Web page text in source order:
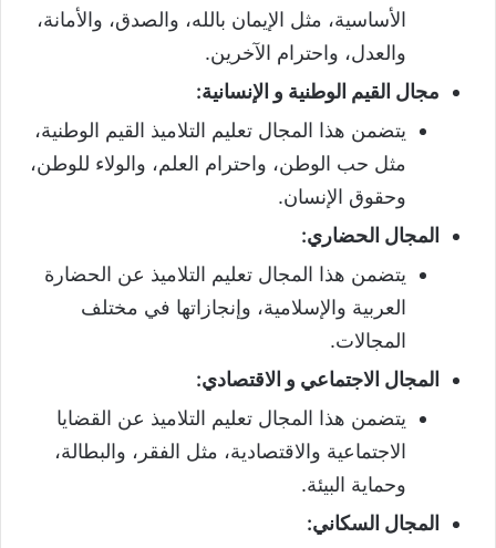
الأساسية، مثل الإيمان بالله، والصدق، والأمانة،
والعدل، واحترام الآخرين.
مجال القيم الوطنية و الإنسانية:
يتضمن هذا المجال تعليم التلاميذ القيم الوطنية،
مثل حب الوطن، واحترام العلم، والولاء للوطن،
وحقوق الإنسان.
المجال الحضاري:
يتضمن هذا المجال تعليم التلاميذ عن الحضارة
العربية والإسلامية، وإنجازاتها في مختلف
المجالات.
المجال الاجتماعي و الاقتصادي:
يتضمن هذا المجال تعليم التلاميذ عن القضايا
الاجتماعية والاقتصادية، مثل الفقر، والبطالة،
وحماية البيئة.
المجال السكاني: